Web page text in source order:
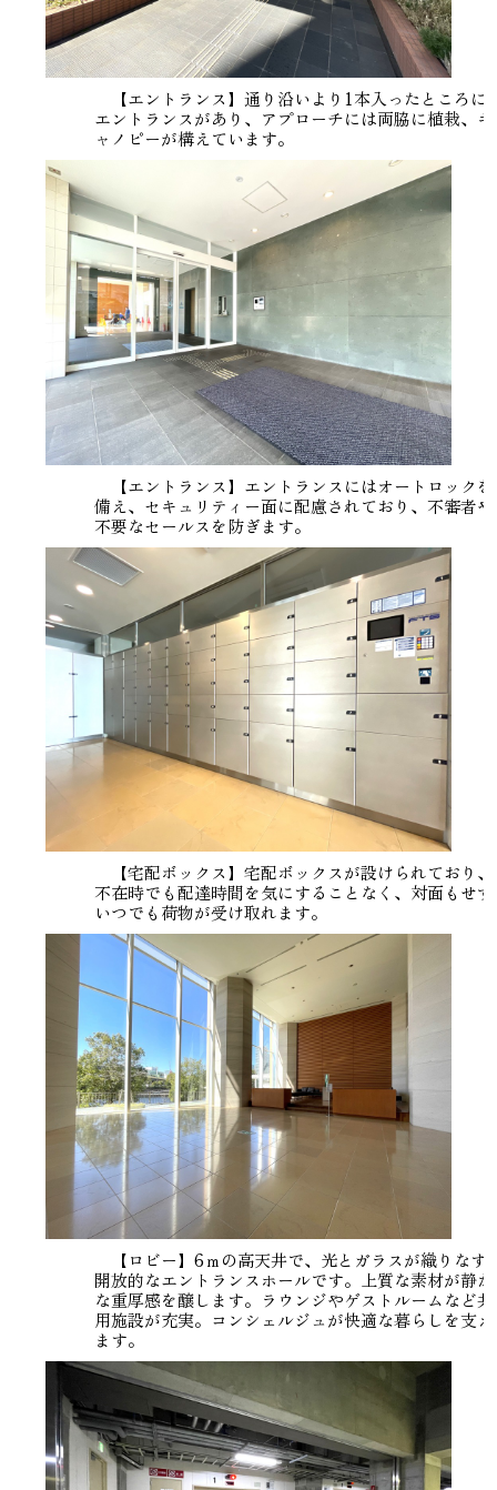
【エントランス】通り沿いより1本入ったところに
エントランスがあり、アプローチには両脇に植栽、キ
ャノピーが構えています。
【エントランス】エントランスにはオートロックを
備え、セキュリティー面に配慮されており、不審者や
不要なセールスを防ぎます。
【宅配ボックス】宅配ボックスが設けられており、
不在時でも配達時間を気にすることなく、対面もせず
いつでも荷物が受け取れます。
【ロビー】6ｍの高天井で、光とガラスが織りなす
開放的なエントランスホールです。上質な素材が静か
な重厚感を醸します。ラウンジやゲストルームなど共
用施設が充実。コンシェルジュが快適な暮らしを支え
ます。